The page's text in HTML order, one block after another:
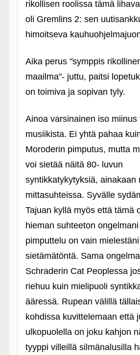
rikollisen roolissa tämä
oli Gremlins 2: sen
himoitseva
Aika perus "symppis
maailma"- juttu, paitsi
on toimiva ja sopivan tyly.
Ainoa varsinainen iso miinus
musiikista. Ei yhtä pahaa
Moroderin pimputus, mutta
voi sietää näitä 80- luvun
syntikkatykytyksiä, ainakaan
mittasuhteissa. Syvälle
Tajuan kyllä myös että tämä
hieman suhteeton
pimputtelu on vain
sietämätöntä. Sama
Schraderin Cat Peoplessa
riehuu kuin mielipuoli
ääressä. Rupean välillä
kohdissa kuvittelemaan että
ulkopuolella on joku kahjon
tyyppi villeillä silmänalusilla